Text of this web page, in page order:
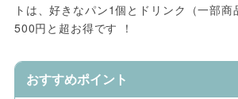
トは、好きなパン1個とドリンク（一部
500円と超お得です ！
おすすめポイント